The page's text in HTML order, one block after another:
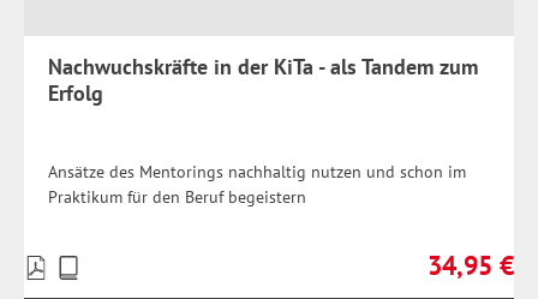
Nachwuchskräfte in der KiTa - als Tandem zum
Erfolg
Ansätze des Mentorings nachhaltig nutzen und schon im
Praktikum für den Beruf begeistern
Regulärer
34,95 €
Preise
inkl.